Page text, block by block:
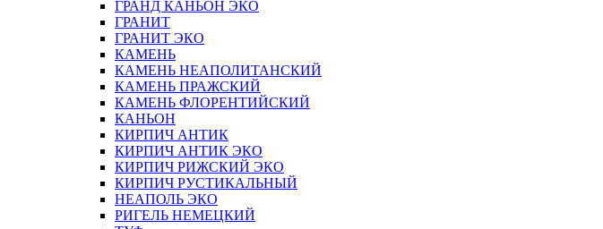
ГРАНД КАНЬОН ЭКО
ГРАНИТ
ГРАНИТ ЭКО
КАМЕНЬ
КАМЕНЬ НЕАПОЛИТАНСКИЙ
КАМЕНЬ ПРАЖСКИЙ
КАМЕНЬ ФЛОРЕНТИЙСКИЙ
КАНЬОН
КИРПИЧ АНТИК
КИРПИЧ АНТИК ЭКО
КИРПИЧ РИЖСКИЙ ЭКО
КИРПИЧ РУСТИКАЛЬНЫЙ
НЕАПОЛЬ ЭКО
РИГЕЛЬ НЕМЕЦКИЙ